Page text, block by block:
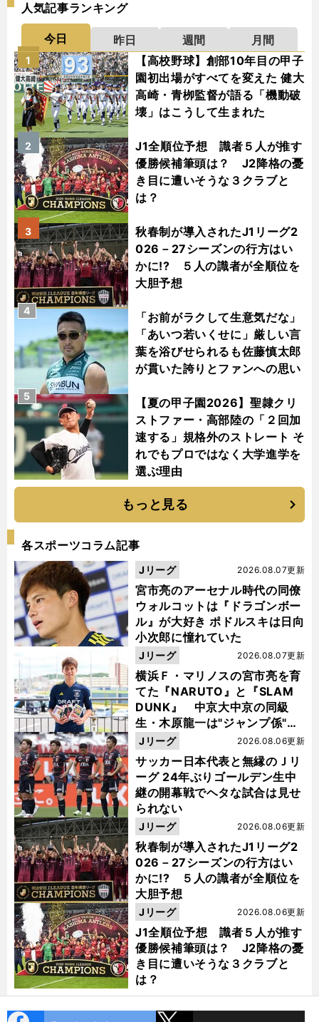
人気記事ランキング
今日 昨日 週間
月間
【高校野球】創部10年目の甲子
園初出場がすべてを変えた 健大
高崎・青栁監督が語る「機動破
壊」はこうして生まれた
1
J1全順位予想 識者５人が推す
優勝候補筆頭は？ J2降格の憂
き目に遭いそうな３クラブと
は？
2
秋春制が導入されたJ1リーグ2
026－27シーズンの行方はい
かに!? ５人の識者が全順位を
大胆予想
3
「お前がラクして生意気だな」
「あいつ若いくせに」厳しい言
葉を浴びせられるも佐藤慎太郎
が貫いた誇りとファンへの思い
4
【夏の甲子園2026】聖隷クリ
ストファー・高部陸の「２回加
速する」規格外のストレート そ
れでもプロではなく大学進学を
選ぶ理由
5
もっと見る
各スポーツコラム記事
宮市亮のアーセナル時代の同僚
ウォルコットは『ドラゴンボー
ル』が大好き ポドルスキは日向
小次郎に憧れていた
2026.08.07更新
Jリーグ
横浜Ｆ・マリノスの宮市亮を育
てた『NARUTO』と『SLAM
DUNK』 中京大中京の同級
生・木原龍一は"ジャンプ係"だ
った
2026.08.07更新
Jリーグ
サッカー日本代表と無縁のＪリ
ーグ 24年ぶりゴールデン生中
継の開幕戦でヘタな試合は見せ
られない
2026.08.06更新
Jリーグ
秋春制が導入されたJ1リーグ2
026－27シーズンの行方はい
かに!? ５人の識者が全順位を
大胆予想
2026.08.06更新
Jリーグ
J1全順位予想 識者５人が推す
優勝候補筆頭は？ J2降格の憂
き目に遭いそうな３クラブと
は？
2026.08.06更新
Jリーグ